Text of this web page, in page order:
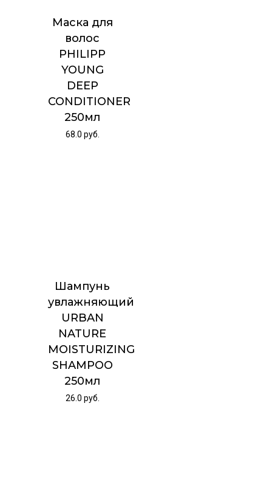
Маска для
волос
PHILIPP
YOUNG
DEEP
CONDITIONER
250мл
68.0 руб.
Шампунь
увлажняющий
URBAN
NATURE
MOISTURIZING
SHAMPOO
250мл
26.0 руб.